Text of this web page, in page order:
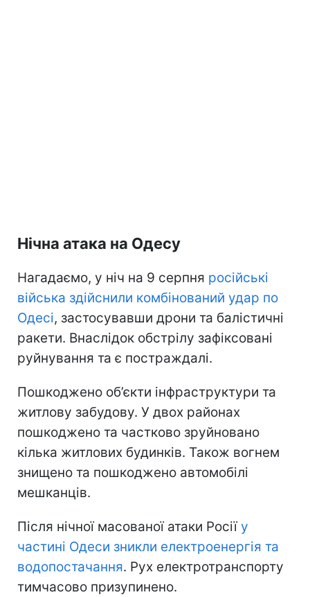
Нічна атака на Одесу
Нагадаємо, у ніч на 9 серпня російські
війська здійснили комбінований удар по
Одесі, застосувавши дрони та балістичні
ракети. Внаслідок обстрілу зафіксовані
руйнування та є постраждалі.
Пошкоджено об’єкти інфраструктури та
житлову забудову. У двох районах
пошкоджено та частково зруйновано
кілька житлових будинків. Також вогнем
знищено та пошкоджено автомобілі
мешканців.
Після нічної масованої атаки Росіїу
частині Одеси зникли електроенергія та
водопостачання. Рух електротранспорту
тимчасово призупинено.